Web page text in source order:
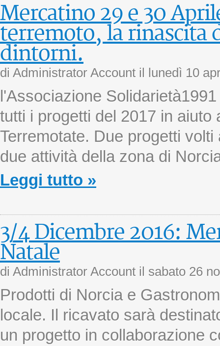
Mercatino 29 e 30
terremoto, la rinascita
dintorni.
di Administrator Account il lunedì 10
l'Associazione
tutti i progetti del 2017 in aiuto
Terremotate. Due progetti volti
due attività della zona di
Leggi tutto »
3/4 Dicembre 2016:
Natale
di Administrator Account il sabato 26
Prodotti di Norcia e
locale. Il ricavato sarà
un progetto in collaborazione